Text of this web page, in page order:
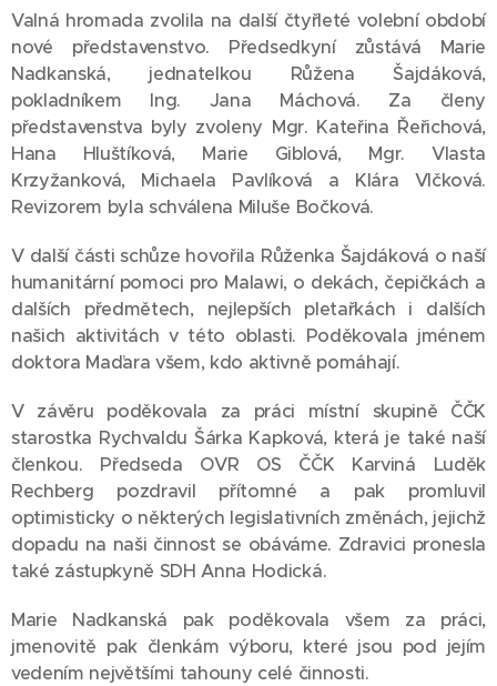
Valná hromada zvolila na další čtyřleté volební období
nové představenstvo. Předsedkyní zůstává Marie
Nadkanská, jednatelkou Růžena Šajdáková,
pokladníkem Ing. Jana Máchová. Za členy
představenstva byly zvoleny Mgr. Kateřina Řeřichová,
Hana Hluštíková, Marie Giblová, Mgr. Vlasta
Krzyžanková, Michaela Pavlíková a Klára Vlčková.
Revizorem byla schválena Miluše Bočková.
V další části schůze hovořila Růženka Šajdáková o naší
humanitární pomoci pro Malawi, o dekách, čepičkách a
dalších předmětech, nejlepších pletařkách i dalších
našich aktivitách v této oblasti. Poděkovala jménem
doktora Maďara všem, kdo aktivně pomáhají.
V závěru poděkovala za práci místní skupině ČČK
starostka Rychvaldu Šárka Kapková, která je také naší
členkou. Předseda OVR OS ČČK Karviná Luděk
Rechberg pozdravil přítomné a pak promluvil
optimisticky o některých legislativních změnách, jejichž
dopadu na naši činnost se obáváme. Zdravici pronesla
také zástupkyně SDH Anna Hodická.
Marie Nadkanská pak poděkovala všem za práci,
jmenovitě pak členkám výboru, které jsou pod jejím
vedením největšími tahouny celé činnosti.